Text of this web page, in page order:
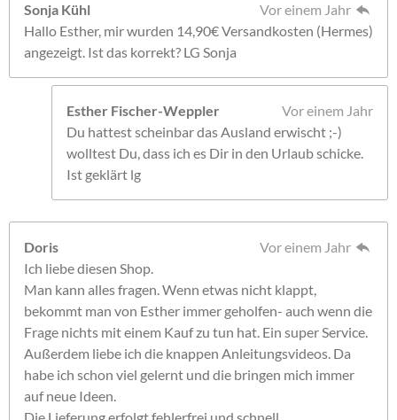
Sonja Kühl
Vor einem Jahr
Hallo Esther, mir wurden 14,90€ Versandkosten (Hermes)
angezeigt. Ist das korrekt? LG Sonja
Esther Fischer-Weppler
Vor einem Jahr
Du hattest scheinbar das Ausland erwischt ;-)
wolltest Du, dass ich es Dir in den Urlaub schicke.
Ist geklärt lg
Doris
Vor einem Jahr
Ich liebe diesen Shop.
Man kann alles fragen. Wenn etwas nicht klappt,
bekommt man von Esther immer geholfen- auch wenn die
Frage nichts mit einem Kauf zu tun hat. Ein super Service.
Außerdem liebe ich die knappen Anleitungsvideos. Da
habe ich schon viel gelernt und die bringen mich immer
auf neue Ideen.